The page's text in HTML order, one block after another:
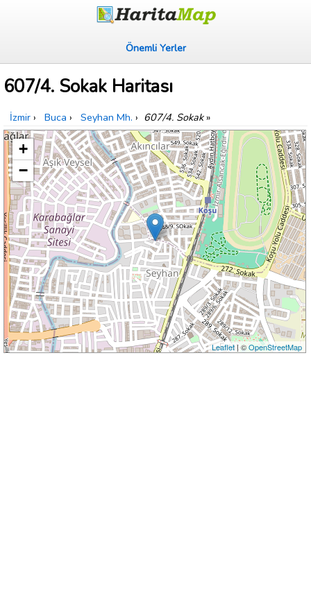
Önemli Yerler
607/4. Sokak Haritası
İzmir › Buca › Seyhan Mh. › 607/4. Sokak»
+
−
Leaflet| ©OpenStreetMap